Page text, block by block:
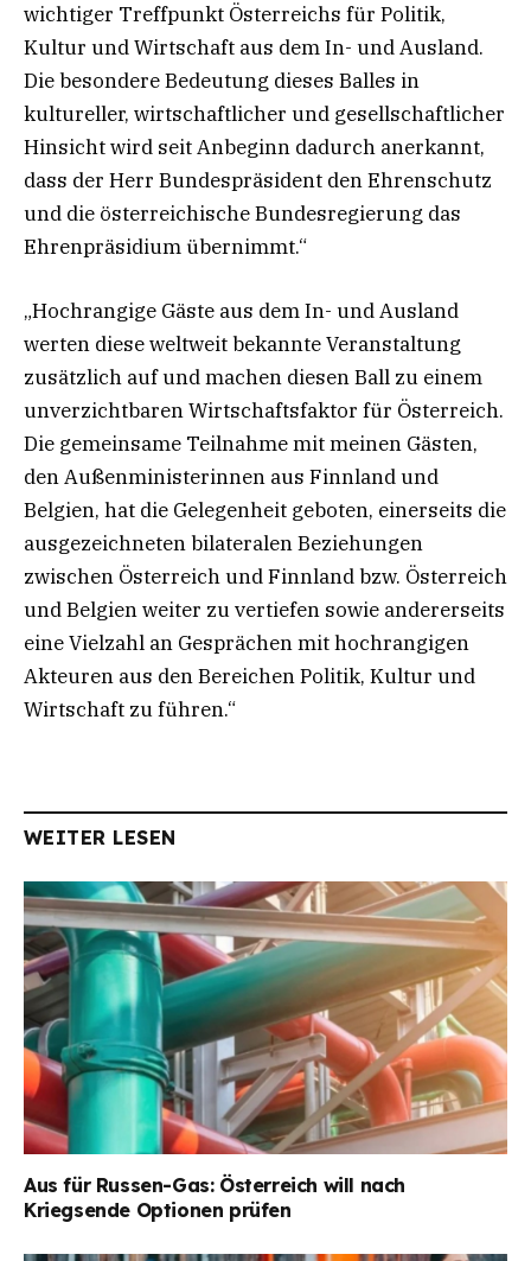
wichtiger Treffpunkt Österreichs für Politik,
Kultur und Wirtschaft aus dem In- und Ausland.
Die besondere Bedeutung dieses Balles in
kultureller, wirtschaftlicher und gesellschaftlicher
Hinsicht wird seit Anbeginn dadurch anerkannt,
dass der Herr Bundespräsident den Ehrenschutz
und die österreichische Bundesregierung das
Ehrenpräsidium übernimmt.“
„Hochrangige Gäste aus dem In- und Ausland
werten diese weltweit bekannte Veranstaltung
zusätzlich auf und machen diesen Ball zu einem
unverzichtbaren Wirtschaftsfaktor für Österreich.
Die gemeinsame Teilnahme mit meinen Gästen,
den Außenministerinnen aus Finnland und
Belgien, hat die Gelegenheit geboten, einerseits die
ausgezeichneten bilateralen Beziehungen
zwischen Österreich und Finnland bzw. Österreich
und Belgien weiter zu vertiefen sowie andererseits
eine Vielzahl an Gesprächen mit hochrangigen
Akteuren aus den Bereichen Politik, Kultur und
Wirtschaft zu führen.“
WEITER LESEN
Aus für Russen-Gas: Österreich will nach
Kriegsende Optionen prüfen